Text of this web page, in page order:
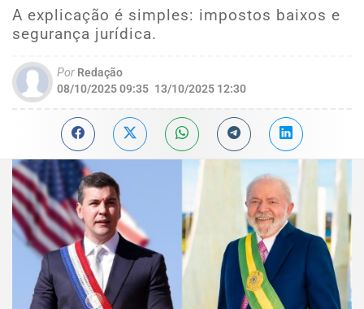
A explicação é simples: impostos baixos e
segurança jurídica.
Por Redação
08/10/2025 09:35 13/10/2025 12:30